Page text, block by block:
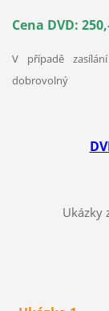
Cena DVD:
V případě
dobrovolný
Ukázky